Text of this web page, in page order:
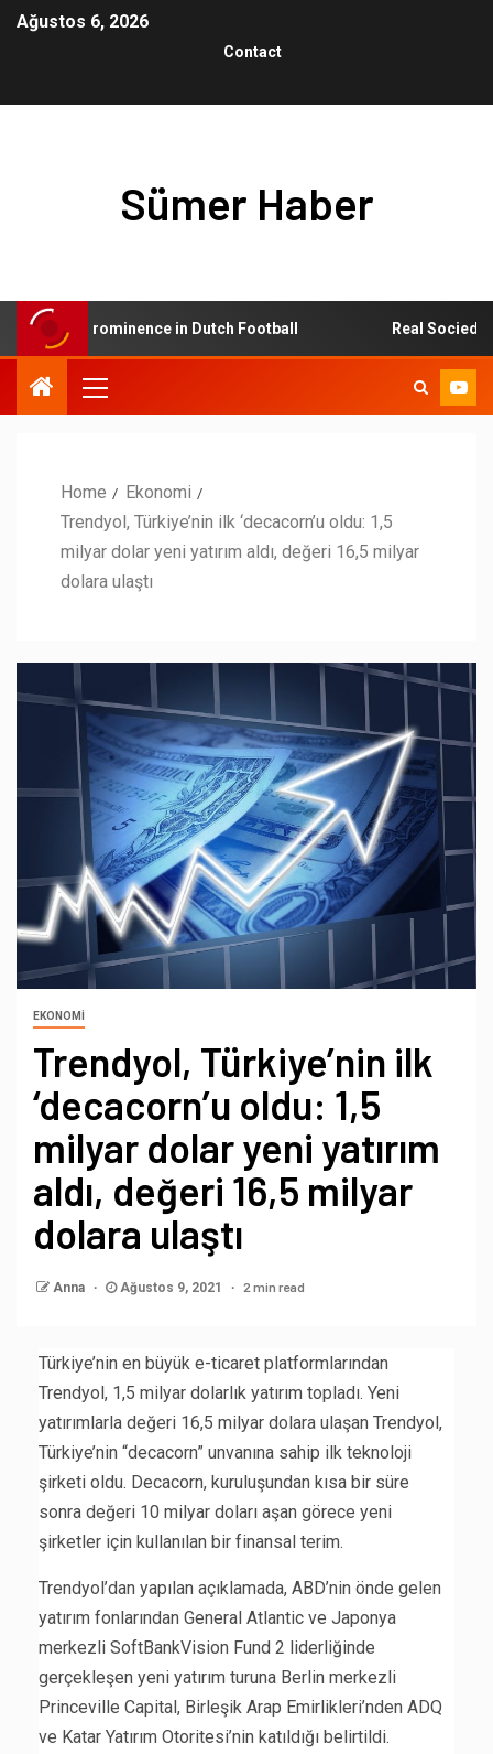
Ağustos 6, 2026
Contact
Sümer Haber
to Prominence in Dutch Football Real Sociedad:
Home
Ekonomi
Trendyol, Türkiye’nin ilk ‘decacorn’u oldu: 1,5
milyar dolar yeni yatırım aldı, değeri 16,5 milyar
dolara ulaştı
EKONOMI
Trendyol, Türkiye’nin ilk
‘decacorn’u oldu: 1,5
milyar dolar yeni yatırım
aldı, değeri 16,5 milyar
dolara ulaştı
Anna Ağustos 9, 2021 2 min read
Türkiye’nin en büyük e-ticaret platformlarından
Trendyol, 1,5 milyar dolarlık yatırım topladı. Yeni
yatırımlarla değeri 16,5 milyar dolara ulaşan Trendyol,
Türkiye’nin “decacorn” unvanına sahip ilk teknoloji
şirketi oldu. Decacorn, kuruluşundan kısa bir süre
sonra değeri 10 milyar doları aşan görece yeni
şirketler için kullanılan bir finansal terim.
Trendyol’dan yapılan açıklamada, ABD’nin önde gelen
yatırım fonlarından General Atlantic ve Japonya
merkezli SoftBankVision Fund 2 liderliğinde
gerçekleşen yeni yatırım turuna Berlin merkezli
Princeville Capital, Birleşik Arap Emirlikleri’nden ADQ
ve Katar Yatırım Otoritesi’nin katıldığı belirtildi.